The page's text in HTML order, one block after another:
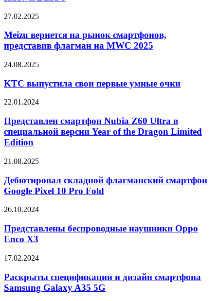
памяти
Huawei
9
Meizu
на
смартфонов,
флагман
MWC
27.02.2025
Meizu вернется на рынок смартфонов,
представив флагман на MWC 2025
KTC
свои
первые
умные
24.08.2025
KTC выпустила свои первые умные очки
Представлен
Nubia
Z60
Ultra
в
версии
of
the
Dragon
Limited
22.01.2024
Представлен смартфон Nubia Z60 Ultra в
специальной версии Year of the Dragon Limited
Edition
Дебютировал
флагманский
смартфон
Google
10
Fold
21.08.2025
Дебютировал складной флагманский смартфон
Google Pixel 10 Pro Fold
Представлены
наушники
Oppo
Enco
26.10.2024
Представлены беспроводные наушники Oppo
Enco X3
Раскрыты
и
дизайн
смартфона
17.02.2024
Раскрыты спецификации и дизайн смартфона
Samsung Galaxy A35 5G